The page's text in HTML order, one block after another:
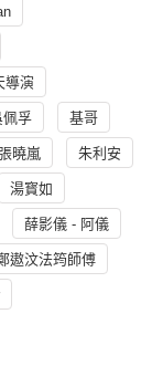
導演
佩孚 基哥
曉嵐 朱利安
湯寳如
薛影儀 - 阿儀
遨汶法筠師傅